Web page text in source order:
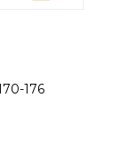
176